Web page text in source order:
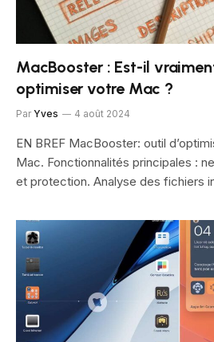
MacBooster : Est-il
optimiser votre Mac ?
Par Yves 4 août 2024
EN BREF MacBooster: outil
Mac. Fonctionnalités principales :
et protection. Analyse des fichiers